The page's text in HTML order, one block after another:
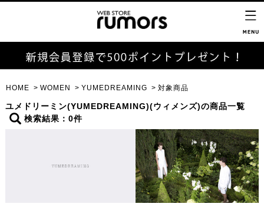
HOME WOMEN YUMEDREAMING 対象商品
ユメドリーミン(YUMEDREAMING)(ウィメンズ)の商品一覧
検索結果：0件